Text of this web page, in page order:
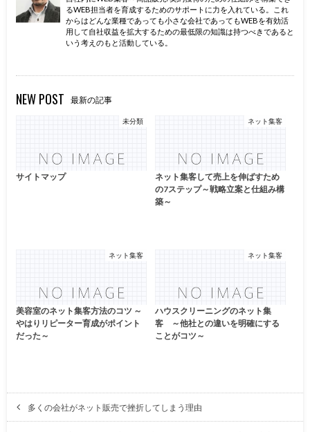
るWEB担当者を育成するためのサポートに力を入れている。これ
からはどんな業種であっても小さな会社であってもWEBを有効活
用して自社収益を拡大するための最低限の知識は持つべきであると
いう考えのもと活動している。
NEW POST 最新の記事
未分類
サイトマップ
ネット集客
ネット集客して売上を伸ばすため
の7ステップ～戦略立案と仕組み構
築～
ネット集客
美容室のネット集客方法のコツ ～
やはりリピーター育成がポイント
だった～
ネット集客
ハウスクリーニングのネット集
客 ～他社との違いを明確にする
ことがコツ～
多くの会社がネット販売で挫折してしまう理由